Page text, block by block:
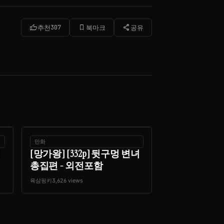
thumb_up추천307 bookmark_border 북마크 share 공유
만화
[망가왕] [332p] 뒷구멍 변녀
총집편 - 외전포함
육삼핑키 3,626 views